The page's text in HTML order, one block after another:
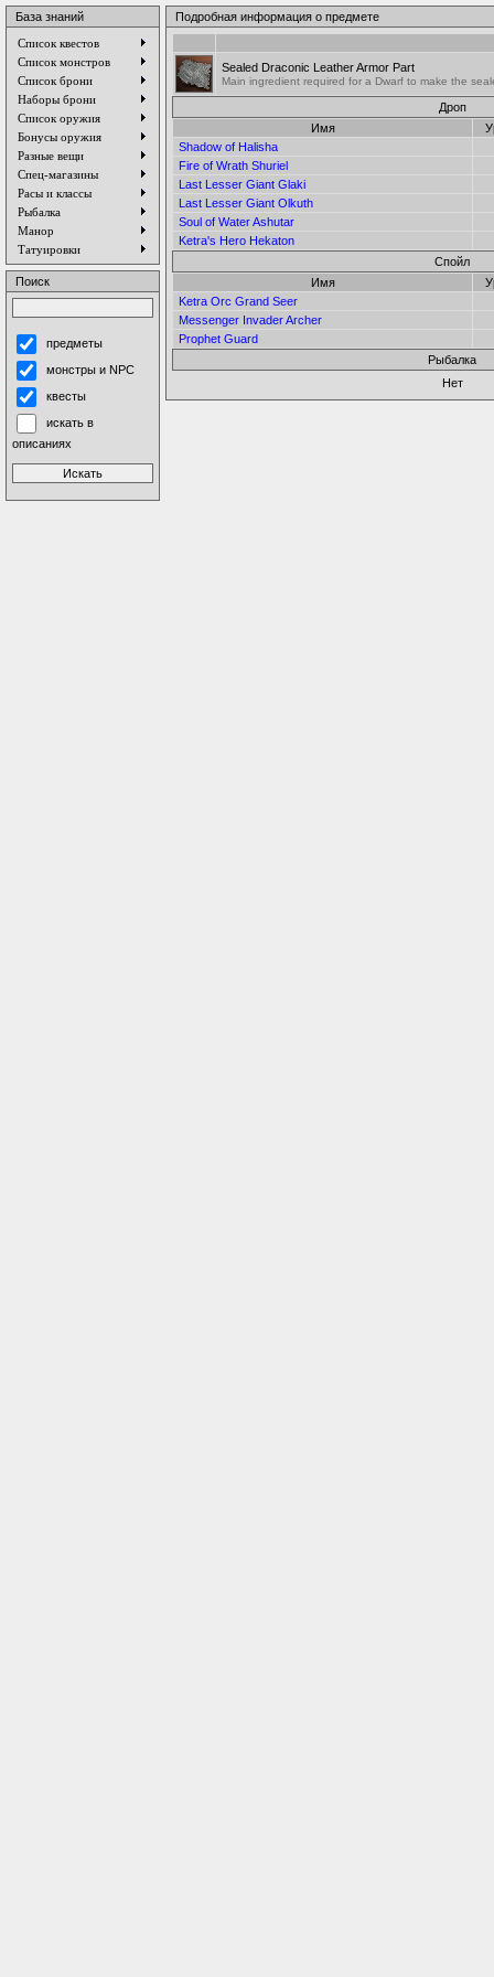
База знаний
Список квестов
Список монстров
Список брони
Наборы брони
Список оружия
Бонусы оружия
Разные вещи
Спец-магазины
Расы и классы
Рыбалка
Манор
Татуировки
Поиск
предметы
монстры и NPC
квесты
искать в
описаниях
Подробная информация о предмете
Sealed Draconic Leather Armor Part
Main ingredient required for a Dwarf to make the
Дроп
Имя
Shadow of Halisha
Fire of Wrath Shuriel
Last Lesser Giant Glaki
Last Lesser Giant Olkuth
Soul of Water Ashutar
Ketra's Hero Hekaton
Спойл
Имя
Ketra Orc Grand Seer
Messenger Invader Archer
Prophet Guard
Рыбалка
Нет